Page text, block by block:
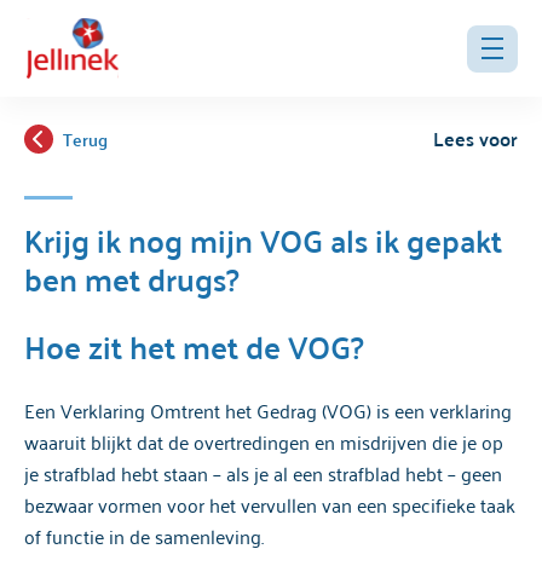
Terug Lees voor
Krijg ik nog mijn VOG als ik gepakt
ben met drugs?
Hoe zit het met de VOG?
Een Verklaring Omtrent het Gedrag (VOG) is een verklaring
waaruit blijkt dat de overtredingen en misdrijven die je op
je strafblad hebt staan – als je al een strafblad hebt – geen
bezwaar vormen voor het vervullen van een specifieke taak
of functie in de samenleving.